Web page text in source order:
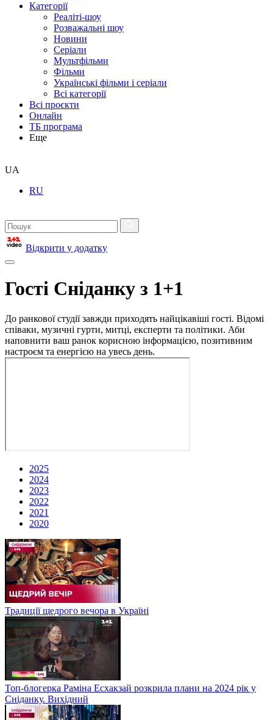
Категорії
Реаліті-шоу
Розважальні шоу
Новини
Серіали
Мультфільми
Фільми
Українські фільми і серіали
Всі категорії
Всі проєкти
Онлайн
ТБ програма
Еще
UA
RU
Відкрити у додатку
Гості Сніданку з 1+1
До ранкової студії завжди приходять найцікавіші гості. Відомі
співаки, музичні гурти, митці, експерти та політики. Аби
наповнити ваш ранок корисною інформацією, позитивним
настроєм та енергією на увесь день.
2025
2024
2023
2022
2021
2020
Традиції щедрого вечора в Україні
Топ-блогерка Раміна Есхакзай розкрила плани на 2024 рік у
Сніданку. Вихідний